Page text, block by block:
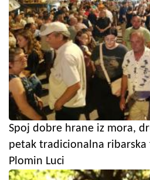
Spoj dobre hrane iz mora,
petak tradicionalna ribarska
Plomin Luci